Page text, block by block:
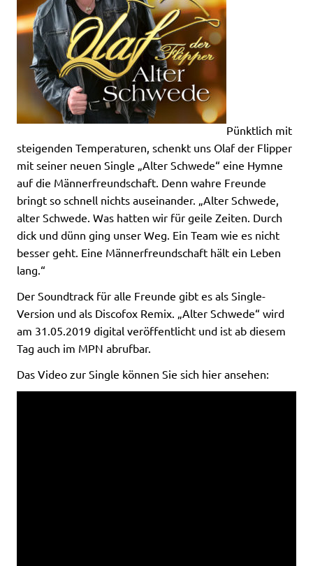
Pünktlich mit
steigenden Temperaturen, schenkt uns Olaf der Flipper
mit seiner neuen Single „Alter Schwede“ eine Hymne
auf die Männerfreundschaft. Denn wahre Freunde
bringt so schnell nichts auseinander. „Alter Schwede,
alter Schwede. Was hatten wir für geile Zeiten. Durch
dick und dünn ging unser Weg. Ein Team wie es nicht
besser geht. Eine Männerfreundschaft hält ein Leben
lang.“
Der Soundtrack für alle Freunde gibt es als Single-
Version und als Discofox Remix. „Alter Schwede“ wird
am 31.05.2019 digital veröffentlicht und ist ab diesem
Tag auch im MPN abrufbar.
Das Video zur Single können Sie sich hier ansehen: